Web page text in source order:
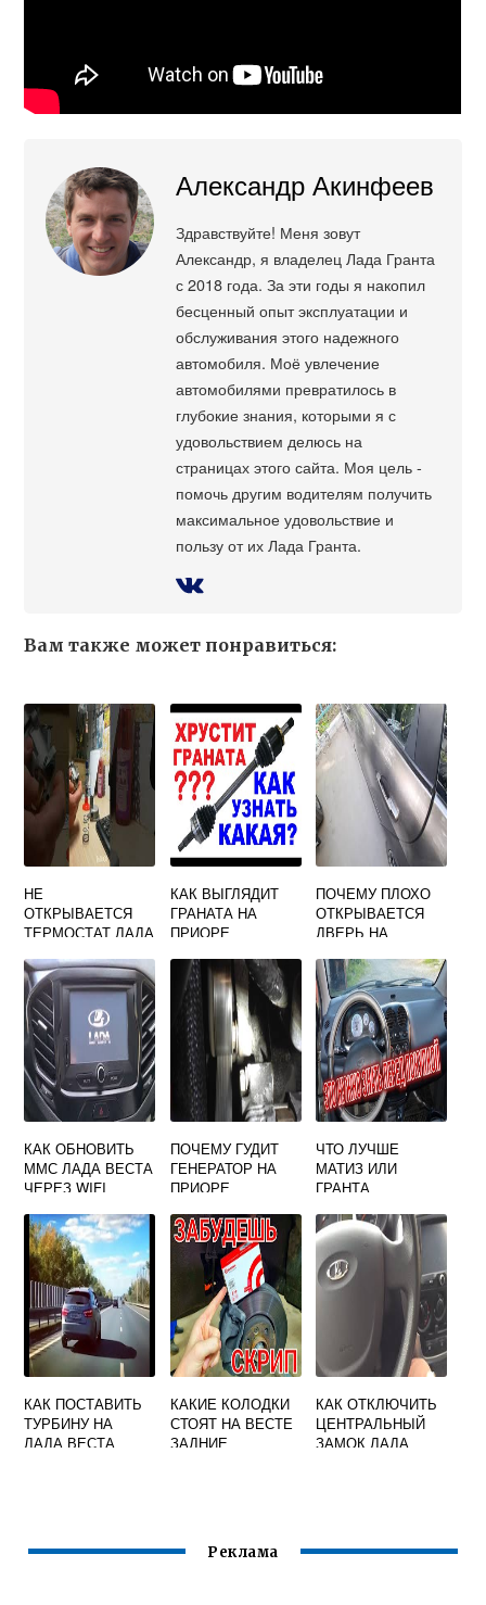
Александр Акинфеев
Здравствуйте! Меня зовут
Александр, я владелец Лада Гранта
с 2018 года. За эти годы я накопил
бесценный опыт эксплуатации и
обслуживания этого надежного
автомобиля. Моё увлечение
автомобилями превратилось в
глубокие знания, которыми я с
удовольствием делюсь на
страницах этого сайта. Моя цель -
помочь другим водителям получить
максимальное удовольствие и
пользу от их Лада Гранта.
Вам также может понравиться:
НЕ
ОТКРЫВАЕТСЯ
ТЕРМОСТАТ ЛАДА
КАК ВЫГЛЯДИТ
ГРАНАТА НА
ПРИОРЕ
ПОЧЕМУ ПЛОХО
ОТКРЫВАЕТСЯ
ДВЕРЬ НА
КАК ОБНОВИТЬ
ММС ЛАДА ВЕСТА
ЧЕРЕЗ WIFI
ПОЧЕМУ ГУДИТ
ГЕНЕРАТОР НА
ПРИОРЕ
ЧТО ЛУЧШЕ
МАТИЗ ИЛИ
ГРАНТА
КАК ПОСТАВИТЬ
ТУРБИНУ НА
ЛАДА ВЕСТА
КАКИЕ КОЛОДКИ
СТОЯТ НА ВЕСТЕ
ЗАДНИЕ
КАК ОТКЛЮЧИТЬ
ЦЕНТРАЛЬНЫЙ
ЗАМОК ЛАДА
Реклама